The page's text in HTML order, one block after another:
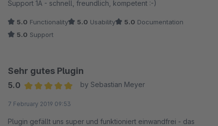
Support 1A - schnell, freundlich, kompetent :-)
5.0 Functionality 5.0 Usability 5.0 Documentation
5.0 Support
Sehr gutes Plugin
5.0
by Sebastian Meyer
7 February 2019 09:53
Plugin gefällt uns super und funktioniert einwandfrei - das